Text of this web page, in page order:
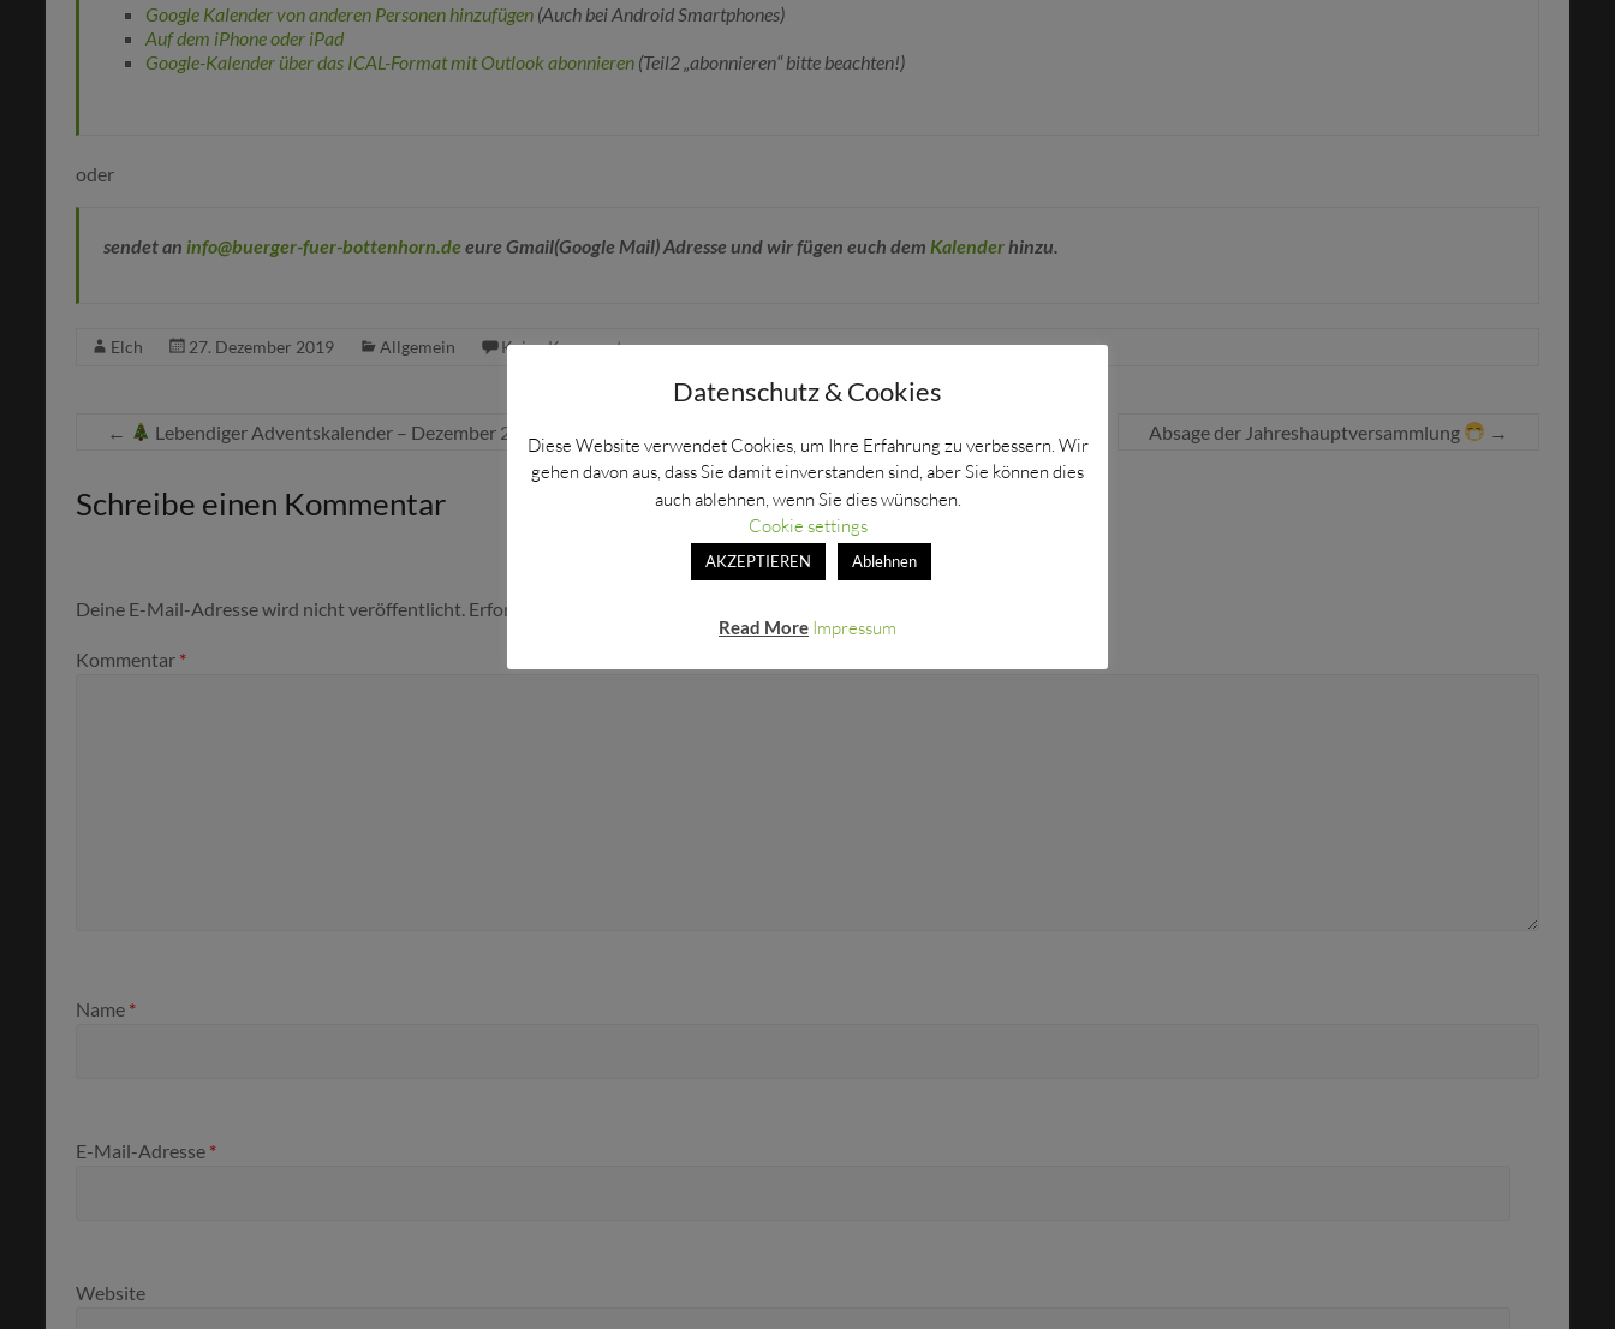
Google Kalender von anderen Personen hinzufügen (Auch bei Android Smartphones)
Auf dem iPhone oder iPad
Google-Kalender über das ICAL-Format mit Outlook abonnieren (Teil2 „abonnieren“ bitte beachten!)
oder
sendet an info@buerger-fuer-bottenhorn.deeure Gmail(Google Mail) Adresse und wir fügen euch dem Kalender hinzu.
Elch 27. Dezember 2019 Allgemein Keine Kommentare
← Lebendiger Adventskalender – Dezember 2019 Absage der Jahreshauptversammlung →
Schreibe einen Kommentar
Deine E-Mail-Adresse wird nicht veröffentlicht. Erforderliche Felder sind mit
Kommentar *
Name *
E-Mail-Adresse *
Website
Datenschutz & Cookies
Diese Website verwendet Cookies, um Ihre Erfahrung zu verbessern. Wir
gehen davon aus, dass Sie damit einverstanden sind, aber Sie können dies
auch ablehnen, wenn Sie dies wünschen.
Cookie settings
AKZEPTIEREN Ablehnen
Read More Impressum